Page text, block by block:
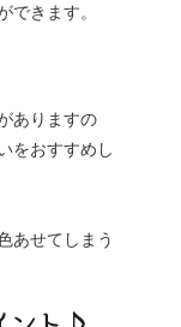
できます。
ありますの
をおすすめし
あせてしまう